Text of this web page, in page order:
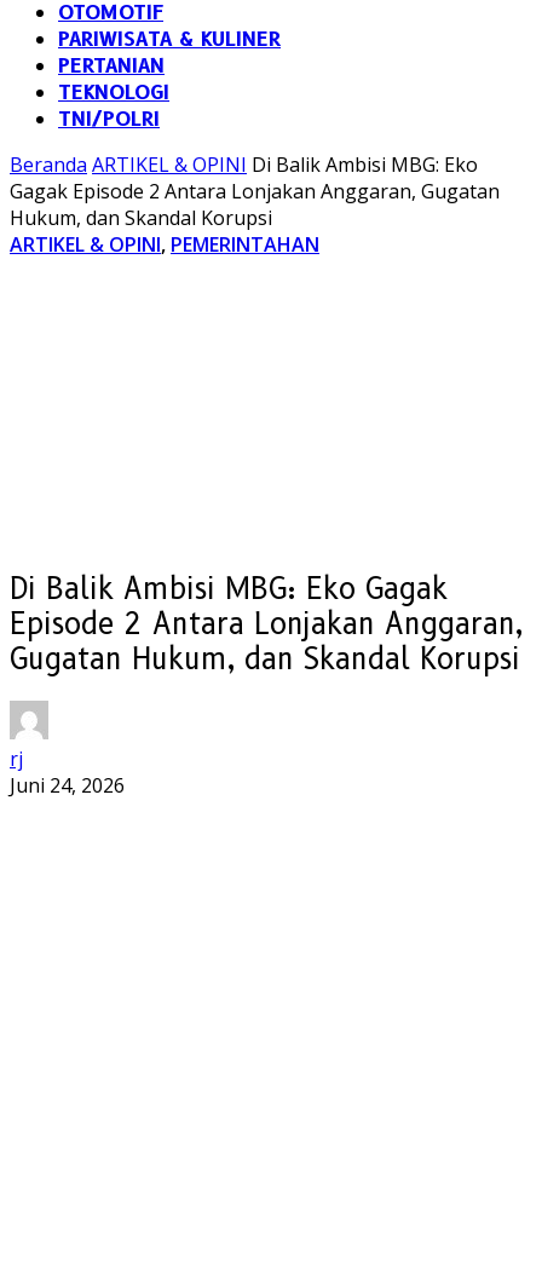
OTOMOTIF
PARIWISATA & KULINER
PERTANIAN
TEKNOLOGI
TNI/POLRI
Beranda ARTIKEL & OPINI Di Balik Ambisi MBG: Eko
Gagak Episode 2 Antara Lonjakan Anggaran, Gugatan
Hukum, dan Skandal Korupsi
ARTIKEL & OPINI, PEMERINTAHAN
Di Balik Ambisi MBG: Eko Gagak
Episode 2 Antara Lonjakan Anggaran,
Gugatan Hukum, dan Skandal Korupsi
rj
Juni 24, 2026